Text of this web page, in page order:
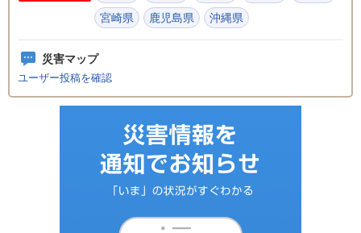
宮崎県
鹿児島県 沖縄県
災害マップ
ユーザー投稿を確認